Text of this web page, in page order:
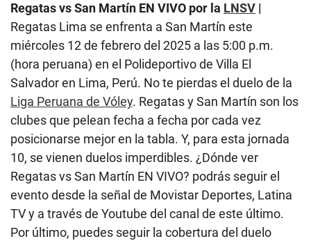
Regatas vs San Martín EN VIVO por la LNSV |
Regatas Lima se enfrenta a San Martín este
miércoles 12 de febrero del 2025 a las 5:00 p.m.
(hora peruana) en el Polideportivo de Villa El
Salvador en Lima, Perú. No te pierdas el duelo de la
Liga Peruana de Vóley. Regatas y San Martín son los
clubes que pelean fecha a fecha por cada vez
posicionarse mejor en la tabla. Y, para esta jornada
10, se vienen duelos imperdibles. ¿Dónde ver
Regatas vs San Martín EN VIVO? podrás seguir el
evento desde la señal de Movistar Deportes, Latina
TV y a través de Youtube del canal de este último.
Por último, puedes seguir la cobertura del duelo